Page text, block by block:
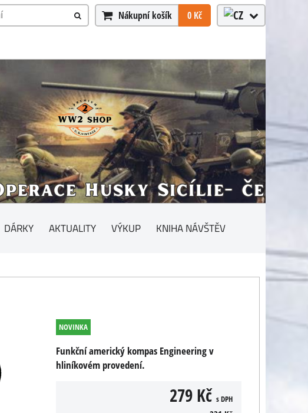
Nákupní košík 0 Kč
DÁRKY AKTUALITY VÝKUP KNIHA NÁVŠTĚV
NOVINKA
Funkční americký kompas Engineering v
hliníkovém provedení.
279 Kč s DPH